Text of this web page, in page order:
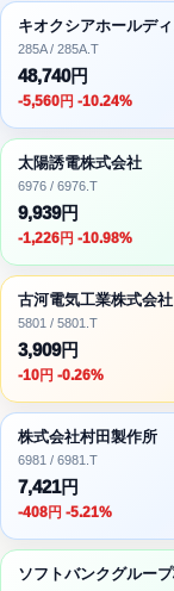
285A / 285A.T
48,740円
-5,560円 -10.24%
太陽誘電株式会社
6976 / 6976.T
9,939円
-1,226円 -10.98%
古河電気工業株式会社
5801 / 5801.T
3,909円
-10円 -0.26%
株式会社村田製作所
6981 / 6981.T
7,421円
-408円 -5.21%